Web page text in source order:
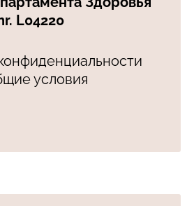
L04220
условия